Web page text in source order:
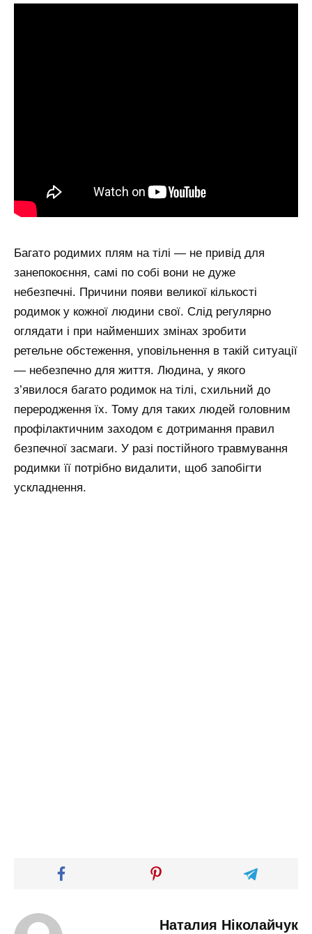
Багато родимих плям на тілі — не привід для
занепокоєння, самі по собі вони не дуже
небезпечні. Причини появи великої кількості
родимок у кожної людини свої. Слід регулярно
оглядати і при найменших змінах зробити
ретельне обстеження, уповільнення в такій ситуації
— небезпечно для життя. Людина, у якого
з’явилося багато родимок на тілі, схильний до
переродження їх. Тому для таких людей головним
профілактичним заходом є дотримання правил
безпечної засмаги. У разі постійного травмування
родимки її потрібно видалити, щоб запобігти
ускладнення.
Наталия Ніколайчук